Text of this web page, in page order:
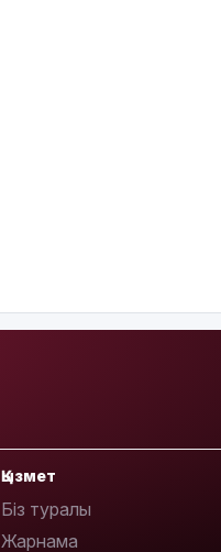
Қызмет
Біз туралы
Жарнама